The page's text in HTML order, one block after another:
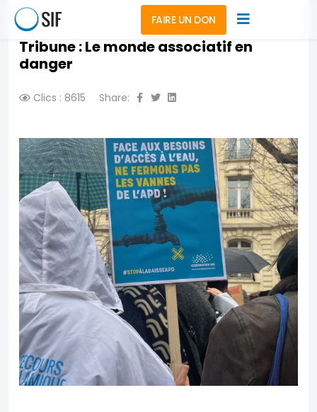
FAIRE UN DON
Tribune : Le monde associatif en
danger
Clics : 8615 Share: